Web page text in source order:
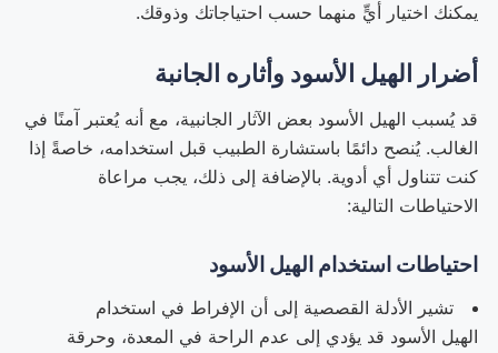
يمكنك اختيار أيٍّ منهما حسب احتياجاتك وذوقك.
أضرار الهيل الأسود وأثاره الجانبة
قد يُسبب الهيل الأسود بعض الآثار الجانبية، مع أنه يُعتبر آمنًا في
الغالب. يُنصح دائمًا باستشارة الطبيب قبل استخدامه، خاصةً إذا
كنت تتناول أي أدوية. بالإضافة إلى ذلك، يجب مراعاة
الاحتياطات التالية:
احتياطات استخدام الهيل الأسود
تشير الأدلة القصصية إلى أن الإفراط في استخدام
الهيل الأسود قد يؤدي إلى عدم الراحة في المعدة، وحرقة